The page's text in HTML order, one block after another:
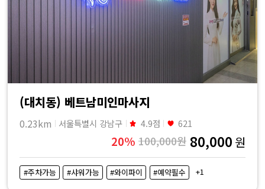
짱
(대치동) 베트남미인마사지
0.23km 서울특별시 강남구 4.9점 621
20% 100,000원 80,000 원
#주차가능 #샤워가능 #와이파이 #예약필수 +1